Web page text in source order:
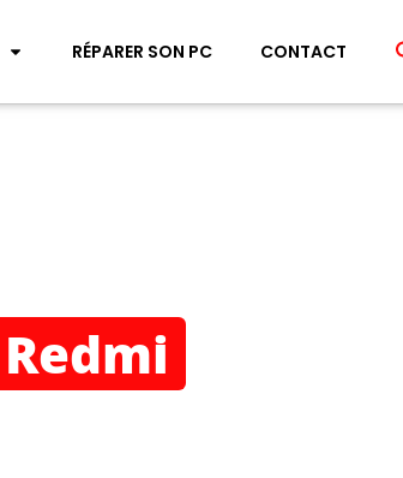
RÉPARER SON PC CONTACT